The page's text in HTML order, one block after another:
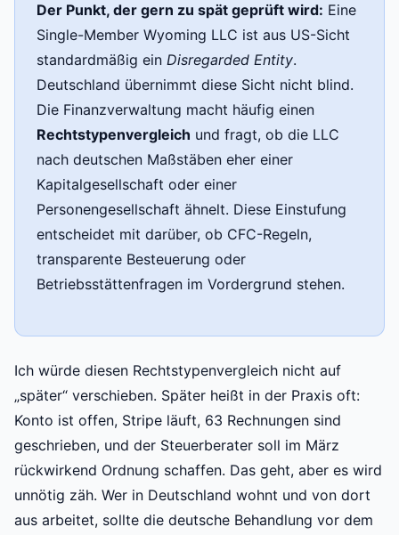
Der Punkt, der gern zu spät geprüft wird: Eine
Single-Member Wyoming LLC ist aus US-Sicht
standardmäßig ein Disregarded Entity.
Deutschland übernimmt diese Sicht nicht blind.
Die Finanzverwaltung macht häufig einen
Rechtstypenvergleich und fragt, ob die LLC
nach deutschen Maßstäben eher einer
Kapitalgesellschaft oder einer
Personengesellschaft ähnelt. Diese Einstufung
entscheidet mit darüber, ob CFC-Regeln,
transparente Besteuerung oder
Betriebsstättenfragen im Vordergrund stehen.
Ich würde diesen Rechtstypenvergleich nicht auf
„später“ verschieben. Später heißt in der Praxis oft:
Konto ist offen, Stripe läuft, 63 Rechnungen sind
geschrieben, und der Steuerberater soll im März
rückwirkend Ordnung schaffen. Das geht, aber es wird
unnötig zäh. Wer in Deutschland wohnt und von dort
aus arbeitet, sollte die deutsche Behandlung vor dem